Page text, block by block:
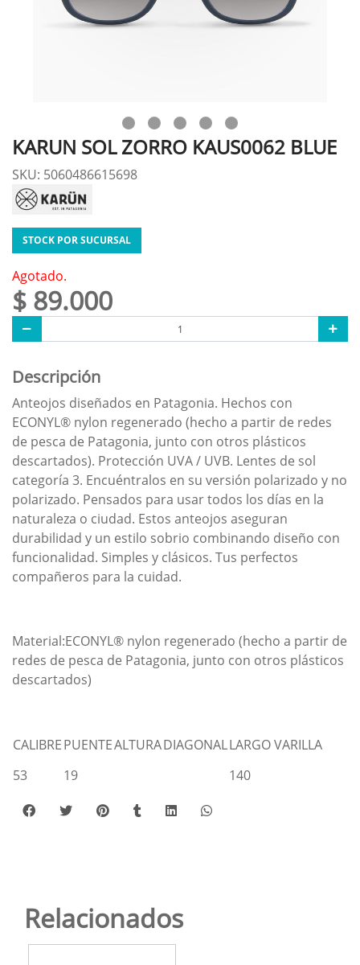
KARUN SOL ZORRO KAUS0062 BLUE
SKU: 5060486615698
STOCK POR SUCURSAL
Agotado.
$ 89.000
Descripción
Anteojos diseñados en Patagonia. Hechos con
ECONYL® nylon regenerado (hecho a partir de redes
de pesca de Patagonia, junto con otros plásticos
descartados). Protección UVA / UVB. Lentes de sol
categoría 3. Encuéntralos en su versión polarizado y no
polarizado. Pensados para usar todos los días en la
naturaleza o ciudad. Estos anteojos aseguran
durabilidad y un estilo sobrio combinando diseño con
funcionalidad. Simples y clásicos. Tus perfectos
compañeros para la cuidad.
Material:ECONYL® nylon regenerado (hecho a partir de
redes de pesca de Patagonia, junto con otros plásticos
descartados)
CALIBREPUENTEALTURADIAGONALLARGO VARILLA
53
19 140
Relacionados